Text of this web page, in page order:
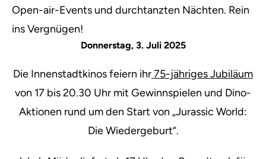
Open-air-Events und durchtanzten Nächten. Rein
ins Vergnügen!
Donnerstag, 3. Juli 2025
Die Innenstadtkinos feiern ihr75-jähriges Jubiläum
von 17 bis 20.30 Uhr mit Gewinnspielen und Dino-
Aktionen rund um den Start von „Jurassic World:
Die Wiedergeburt“.